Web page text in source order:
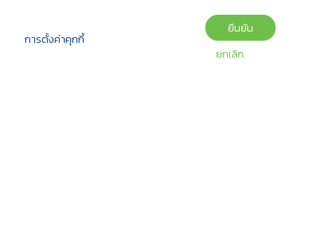
การตั้งค่าคุกกี้
ยืนยัน
ยกเลิก